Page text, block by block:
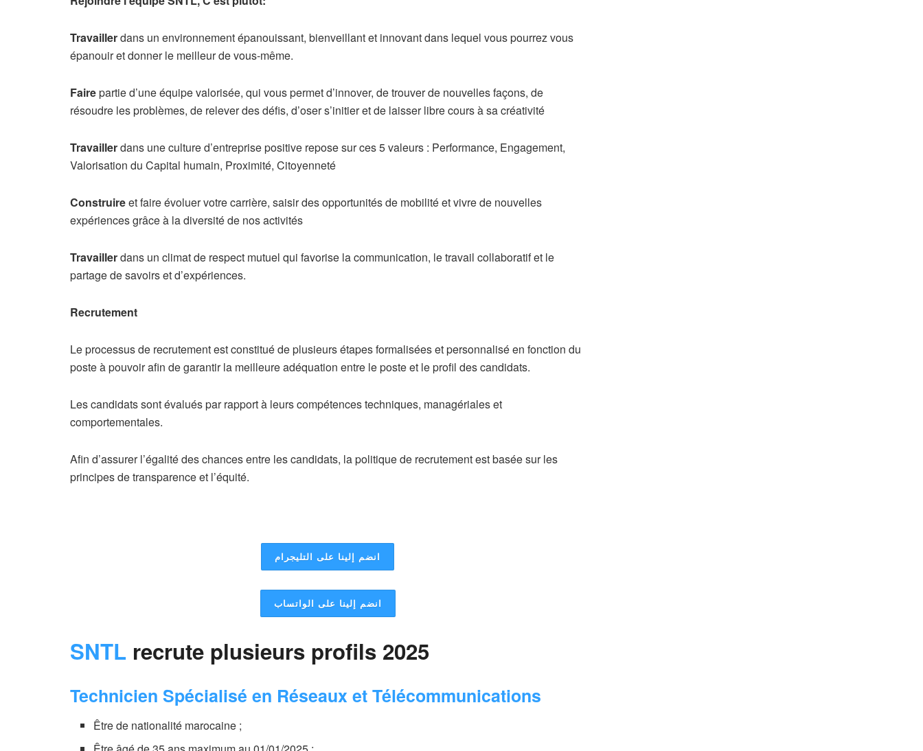
Travaillerdans un environnement épanouissant, bienveillant et innovant dans lequel vous pourrez vous
épanouir et donner le meilleur de vous-même.
Fairepartie d’une équipe valorisée, qui vous permet d’innover, de trouver de nouvelles façons, de
résoudre les problèmes, de relever des défis, d’oser s’initier et de laisser libre cours à sa créativité
Travaillerdans une culture d’entreprise positive repose sur ces 5 valeurs : Performance, Engagement,
Valorisation du Capital humain, Proximité, Citoyenneté
Construireet faire évoluer votre carrière, saisir des opportunités de mobilité et vivre de nouvelles
expériences grâce à la diversité de nos activités
Travaillerdans un climat de respect mutuel qui favorise la communication, le travail collaboratif et le
partage de savoirs et d’expériences.
Recrutement
Le processus de recrutement est constitué de plusieurs étapes formalisées et personnalisé en fonction du
poste à pouvoir afin de garantir la meilleure adéquation entre le poste et le profil des candidats.
Les candidats sont évalués par rapport à leurs compétences techniques, managériales et
comportementales.
Afin d’assurer l’égalité des chances entre les candidats, la politique de recrutement est basée sur les
principes de transparence et l’équité.
انضم إلينا على التليجرام
انضم إلينا على الواتساب
SNTL recrute plusieurs profils 2025
Technicien Spécialisé en Réseaux et Télécommunications
Être de nationalité marocaine ;